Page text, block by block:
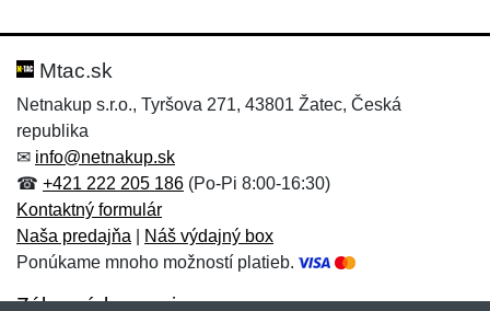
Hodnotenie:
Meno:*
E-mail:
Meno:
E-mail:*
Správa*
Mtac.sk
Netnakup s.r.o., Tyršova 271, 43801 Žatec, Česká
republika
✉ info@netnakup.sk
☎ +421 222 205 186 (Po-Pi 8:00-16:30)
Kontaktný formulár
Naša predajňa
Náš výdajný box
Ponúkame mnoho možností platieb.
Zákaznícky servis